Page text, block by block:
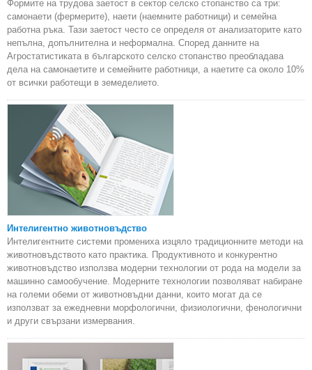
Формите на трудова заетост в сектор селско стопанство са три:
самонаети (фермерите), наети (наемните работници) и семейна
работна ръка. Тази заетост често се определя от анализаторите като
непълна, допълнителна и неформална. Според данните на
Агростатистиката в българското селско стопанство преобладава
дела на самонаетите и семейните работници, а наетите са около 10%
от всички работещи в земеделието.
Интелигентно животновъдство
Интелигентните системи промениха изцяло традиционните методи на
животновъдството като практика. Продуктивното и конкурентно
животновъдство използва модерни технологии от рода на модели за
машинно самообучение. Модерните технологии позволяват набиране
на големи обеми от животновъдни данни, които могат да се
използват за ежедневни морфологични, физиологични, фенологични
и други свързани измервания.